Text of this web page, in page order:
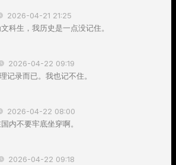
2026-04-21 21:25
科生，我历史是一点没记住。
2026-04-22 09:19
记录而已。我也记不住。
2026-04-22 08:00
内不要牢底坐穿啊。
2026-04-22 09:18